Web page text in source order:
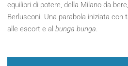
equilibri di potere, della Milano da
Berlusconi. Una parabola iniziata con
alle escort e al bunga bunga.